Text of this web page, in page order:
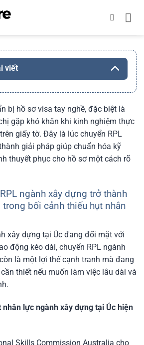
viết
bị hồ sơ visa tay nghề, đặc biệt là
gặp khó khăn khi kinh nghiệm thực
giấy tờ. Đây là lúc chuyển RPL
giải pháp giúp chuẩn hóa kỹ
thuyết phục cho hồ sơ một cách rõ
ngành xây dựng trở thành
trong bối cảnh thiếu hụt nhân
xây dựng tại Úc đang đối mặt với
động kéo dài, chuyển RPL ngành
là một lợi thế cạnh tranh mà đang
thiết nếu muốn làm việc lâu dài và
lực ngành xây dựng tại Úc hiện
Skills Commission Australia cho